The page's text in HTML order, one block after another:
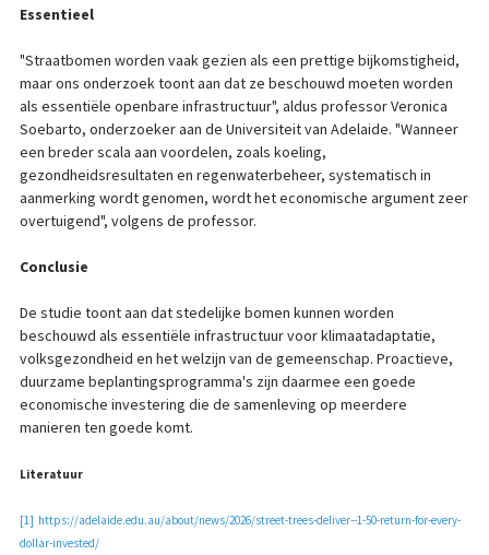
Essentieel
"Straatbomen worden vaak gezien als een prettige bijkomstigheid,
maar ons onderzoek toont aan dat ze beschouwd moeten worden
als essentiële openbare infrastructuur", aldus professor Veronica
Soebarto, onderzoeker aan de Universiteit van Adelaide. "Wanneer
een breder scala aan voordelen, zoals koeling,
gezondheidsresultaten en regenwaterbeheer, systematisch in
aanmerking wordt genomen, wordt het economische argument zeer
overtuigend", volgens de professor.
Conclusie
De studie toont aan dat stedelijke bomen kunnen worden
beschouwd als essentiële infrastructuur voor klimaatadaptatie,
volksgezondheid en het welzijn van de gemeenschap. Proactieve,
duurzame beplantingsprogramma's zijn daarmee een goede
economische investering die de samenleving op meerdere
manieren ten goede komt.
Literatuur
[1] https://adelaide.edu.au/about/news/2026/street-trees-deliver--1-50-return-for-every-
dollar-invested/